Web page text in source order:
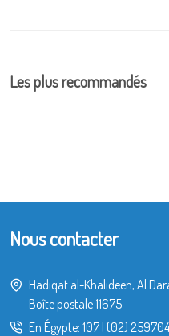
Les plus recommandés
Nous contacter
Hadiqat al-Khalideen, Al
Boîte postale 11675
En Égypte: 107| (02)